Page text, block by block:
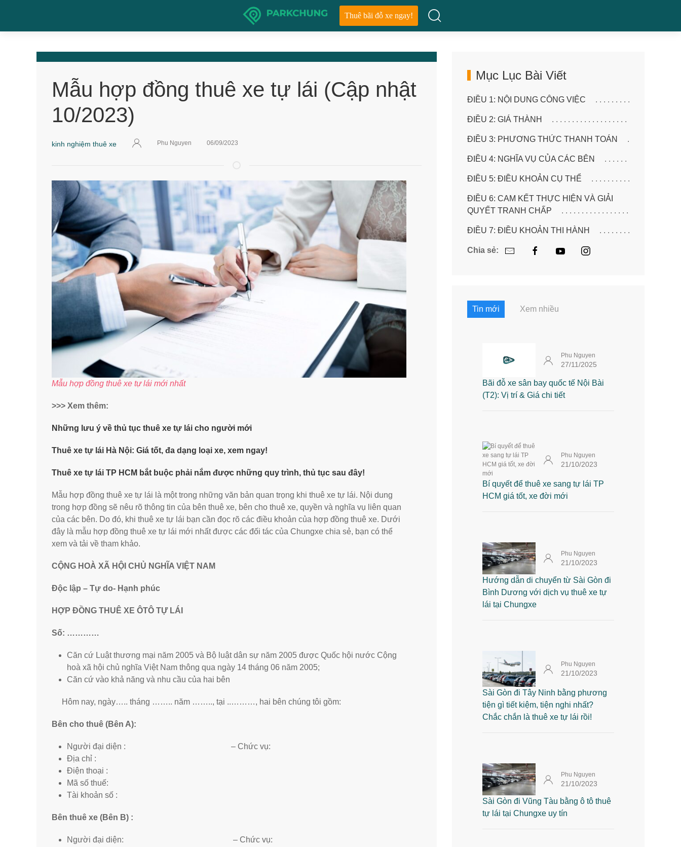
Thuê bãi đỗ xe ngay!
Mẫu hợp đồng thuê xe tự lái (Cập nhật
10/2023)
kinh nghiệm thuê xe Phu Nguyen 06/09/2023
Mẫu hợp đồng thuê xe tự lái mới nhất
>>> Xem thêm:
Những lưu ý về thủ tục thuê xe tự lái cho người mới
Thuê xe tự lái Hà Nội: Giá tốt, đa dạng loại xe, xem ngay!
Thuê xe tự lái TP HCM bắt buộc phải nắm được những quy trình, thủ tục sau đây!
Mẫu hợp đồng thuê xe tự lái là một trong những văn bản quan trọng khi thuê xe tự lái. Nội dung
trong hợp đồng sẽ nêu rõ thông tin của bên thuê xe, bên cho thuê xe, quyền và nghĩa vụ liên quan
của các bên. Do đó, khi thuê xe tự lái bạn cần đọc rõ các điều khoản của hợp đồng thuê xe. Dưới
đây là mẫu hợp đồng thuê xe tự lái mới nhất được các đối tác của Chungxe chia sẻ, bạn có thể
xem và tải về tham khảo.
CỘNG HOÀ XÃ HỘI CHỦ NGHĨA VIỆT NAM
Độc lập – Tự do- Hạnh phúc
HỢP ĐỒNG THUÊ XE ÔTÔ TỰ LÁI
Số: …………
Căn cứ Luật thương mại năm 2005 và Bộ luật dân sự năm 2005 được Quốc hội nước Cộng
hoà xã hội chủ nghĩa Việt Nam thông qua ngày 14 tháng 06 năm 2005;
Căn cứ vào khả năng và nhu cầu của hai bên
Hôm nay, ngày….. tháng …….. năm …….., tại ..………, hai bên chúng tôi gồm:
Bên cho thuê (Bên A):
Người đại diện : – Chức vụ:
Địa chỉ :
Điện thoại :
Mã số thuế:
Tài khoản số :
Bên thuê xe (Bên B) :
Người đại diện: – Chức vụ:
Mục Lục Bài Viết
ĐIỀU 1: NỘI DUNG CÔNG VIỆC
ĐIỀU 2: GIÁ THÀNH
ĐIỀU 3: PHƯƠNG THỨC THANH TOÁN
ĐIỀU 4: NGHĨA VỤ CỦA CÁC BÊN
ĐIỀU 5: ĐIỀU KHOẢN CỤ THỂ
ĐIỀU 6: CAM KẾT THỰC HIỆN VÀ GIẢI
QUYẾT TRANH CHẤP
ĐIỀU 7: ĐIỀU KHOẢN THI HÀNH
Chia sẻ:
Tin mới Xem nhiều
Phu Nguyen
27/11/2025
Bãi đỗ xe sân bay quốc tế Nội Bài
(T2): Vị trí & Giá chi tiết
Phu Nguyen
21/10/2023
Bí quyết để thuê xe sang tự lái TP
HCM giá tốt, xe đời mới
Phu Nguyen
21/10/2023
Hướng dẫn di chuyển từ Sài Gòn đi
Bình Dương với dịch vụ thuê xe tự
lái tại Chungxe
Phu Nguyen
21/10/2023
Sài Gòn đi Tây Ninh bằng phương
tiện gì tiết kiệm, tiện nghi nhất?
Chắc chắn là thuê xe tự lái rồi!
Phu Nguyen
21/10/2023
Sài Gòn đi Vũng Tàu bằng ô tô thuê
tự lái tại Chungxe uy tín